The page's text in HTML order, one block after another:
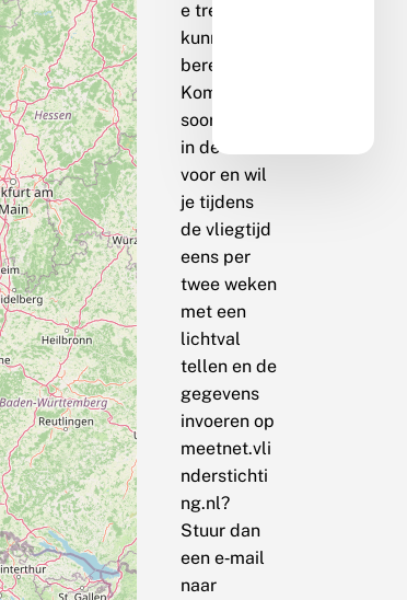
e trend te
kunnen
berekenen.
Komt de
soort bij jou
in de buurt
voor en wil
je tijdens
de vliegtijd
eens per
twee weken
met een
lichtval
tellen en de
gegevens
invoeren op
meetnet.vli
nderstichti
ng.nl?
Stuur dan
een e‑mail
naar